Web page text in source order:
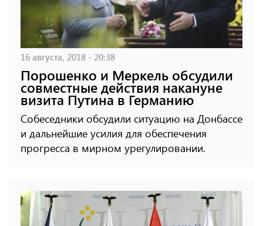
16 августа, 2018 - 20:38
Порошенко и Меркель обсудили
совместные действия накануне
визита Путина в Германию
Собеседники обсудили ситуацию на Донбассе
и дальнейшие усилия для обеспечения
прогресса в мирном урегулировании.